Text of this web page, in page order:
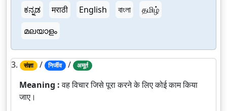
ಕನ್ನಡ
मराठी English বাংলা
தமிழ்
മലയാളം
3. संज्ञा / निर्जीव / अमूर्त
Meaning :वह विचार जिसे पूरा करने के लिए कोई काम किया
जाए।